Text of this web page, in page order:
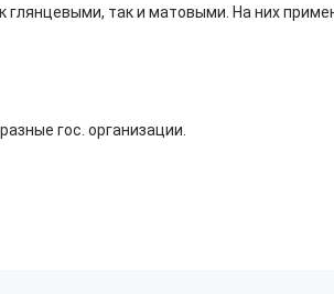
глянцевыми, так и матовыми. На них
гос. организации.